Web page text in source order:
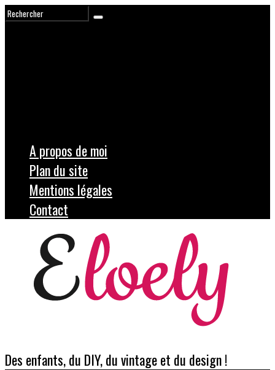
A propos de moi
Plan du site
Mentions légales
Contact
Des enfants, du DIY, du vintage et du design !